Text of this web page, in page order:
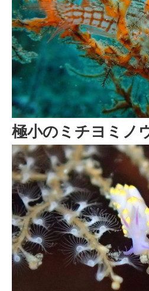
極小のミチヨミノ